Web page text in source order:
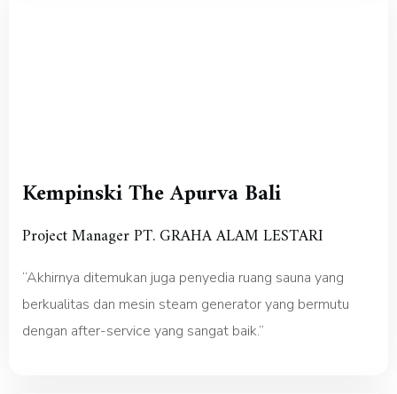
Kempinski The Apurva Bali
Project Manager PT. GRAHA ALAM LESTARI
“Akhirnya ditemukan juga penyedia ruang sauna yang
berkualitas dan mesin steam generator yang bermutu
dengan after-service yang sangat baik.”